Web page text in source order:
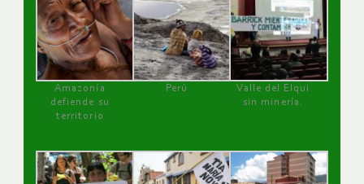
Amazonía
defiende su
territorio
Perú
Valle del Elqui
sin minería.